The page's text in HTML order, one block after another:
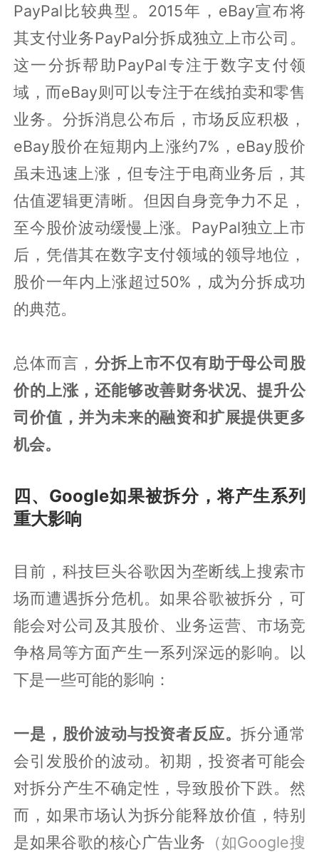
PayPal比较典型。2015年，eBay宣布将
其支付业务PayPal分拆成独立上市公司。
这一分拆帮助PayPal专注于数字支付领
域，而eBay则可以专注于在线拍卖和零售
业务。分拆消息公布后，市场反应积极，
eBay股价在短期内上涨约7%，eBay股价
虽未迅速上涨，但专注于电商业务后，其
估值逻辑更清晰。但因自身竞争力不足，
至今股价波动缓慢上涨。PayPal独立上市
后，凭借其在数字支付领域的领导地位，
股价一年内上涨超过50%，成为分拆成功
的典范。
总体而言，分拆上市不仅有助于母公司股
价的上涨，还能够改善财务状况、提升公
司价值，并为未来的融资和扩展提供更多
机会。
四、Google如果被拆分，将产生系列
重大影响
目前，科技巨头谷歌因为垄断线上搜索市
场而遭遇拆分危机。如果谷歌被拆分，可
能会对公司及其股价、业务运营、市场竞
争格局等方面产生一系列深远的影响。以
下是一些可能的影响：
一是，股价波动与投资者反应。拆分通常
会引发股价的波动。初期，投资者可能会
对拆分产生不确定性，导致股价下跌。然
而，如果市场认为拆分能释放价值，特别
是如果谷歌的核心广告业务 （如Google搜